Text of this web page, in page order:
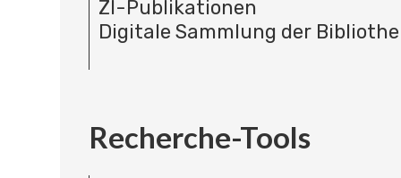
ZI-Publikationen
Digitale Sammlung der
Recherche-Tools